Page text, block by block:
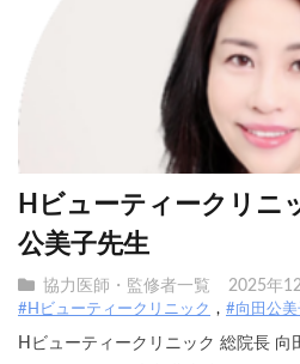
Hビューティークリニ
公美子先生
協力医師・監修者一覧 2025年
#Hビューティークリニック #向田公美
Hビューティークリニック 総院長 向